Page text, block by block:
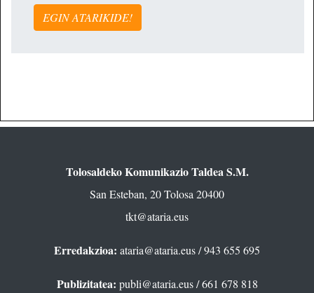
EGIN ATARIKIDE!
Tolosaldeko Komunikazio Taldea S.M.
San Esteban, 20 Tolosa 20400
tkt@ataria.eus
Erredakzioa: ataria@ataria.eus/ 943 655 695
Publizitatea: publi@ataria.eus/ 661 678 818